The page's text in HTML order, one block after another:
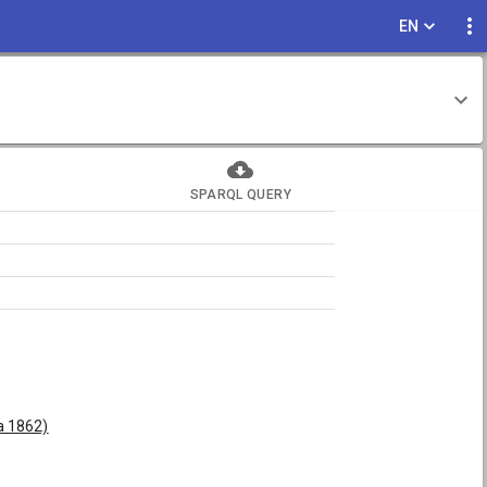
EN
SPARQL QUERY
1862)